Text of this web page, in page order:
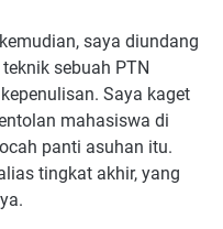
saya diundang
sebuah PTN
Saya kaget
mahasiswa di
panti asuhan itu.
tingkat akhir, yang